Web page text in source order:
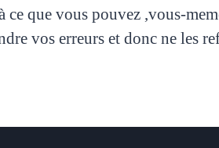
que vous pouvez ,vous-
vos erreurs et donc ne les